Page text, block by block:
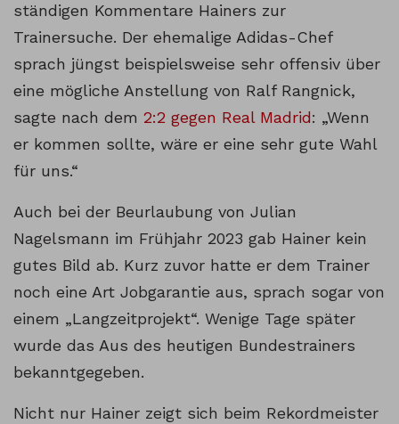
ständigen Kommentare Hainers zur
Trainersuche. Der ehemalige Adidas-Chef
sprach jüngst beispielsweise sehr offensiv über
eine mögliche Anstellung von Ralf Rangnick,
sagte nach dem 2:2 gegen Real Madrid: „Wenn
er kommen sollte, wäre er eine sehr gute Wahl
für uns.“
Auch bei der Beurlaubung von Julian
Nagelsmann im Frühjahr 2023 gab Hainer kein
gutes Bild ab. Kurz zuvor hatte er dem Trainer
noch eine Art Jobgarantie aus, sprach sogar von
einem „Langzeitprojekt“. Wenige Tage später
wurde das Aus des heutigen Bundestrainers
bekanntgegeben.
Nicht nur Hainer zeigt sich beim Rekordmeister